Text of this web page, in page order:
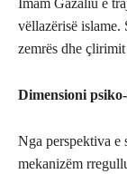
Imam Gazaliu e
vëllazërisë islame.
zemrës dhe
Dimensioni
Nga perspektiva e
mekanizëm